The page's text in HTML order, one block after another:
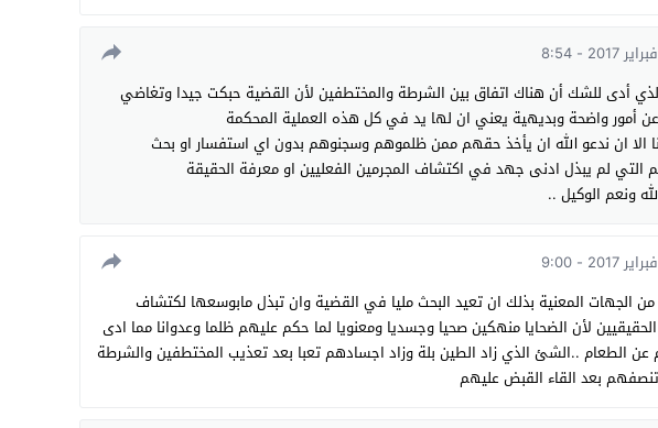
أدی للشك أن هناك اتفاق بين الشرطة والمختطفين لأن القضية حبكت جيدا وتغاضي
أمور واضحة وبديهية يعني ان لها يد في كل هذه العملية المحكمة
الا ان ندعو الله ان يأخذ حقهم ممن ظلموهم وسجنوهم بدون اي استفسار او بحث
لم يبذل ادنی جهد في اكتشاف المجرمين الفعليين او معرفة الحقيقة
ونعم الوكيل ..
من الجهات المعنية بذلك ان تعيد البحث مليا في القضية وان تبذل مابوسعها لكتشاف
الحقيقيين لأن الضحايا منهكين صحيا وجسديا ومعنويا لما حكم عليهم ظلما وعدوانا مما ادی
عن الطعام ..الشئ الذي زاد الطين بلة وزاد اجسادهم تعبا بعد تعذيب المختطفين والشرطة
بعد القاء القبض عليهم